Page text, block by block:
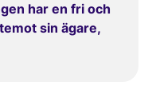
har en fri och
sin ägare,